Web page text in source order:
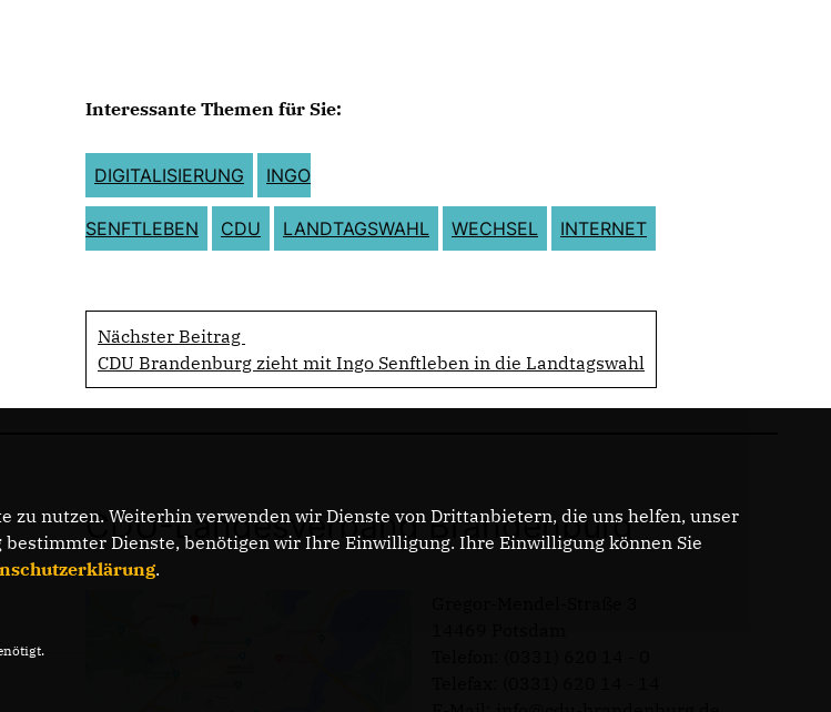
Interessante Themen für Sie:
DIGITALISIERUNG INGO
SENFTLEBEN CDU LANDTAGSWAHL WECHSEL INTERNET
Nächster Beitrag
CDU Brandenburg zieht mit Ingo Senftleben in die Landtagswahl
CDU-Landesverband Brandenburg
zu nutzen. Weiterhin verwenden wir Dienste von Drittanbietern, die uns helfen, unser
Dienste, benötigen wir Ihre Einwilligung. Ihre Einwilligung können Sie
.